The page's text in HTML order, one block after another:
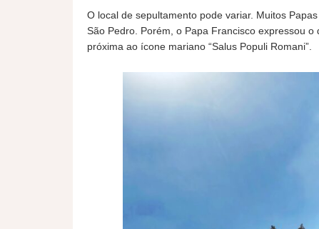
O local de sepultamento pode variar. Muitos
São Pedro. Porém, o Papa Francisco expressou
próxima ao ícone mariano “Salus Populi Romani”.